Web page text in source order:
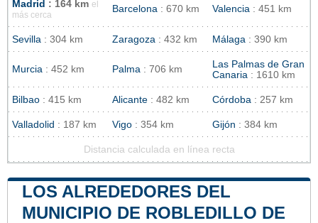
Madrid : 164 km el
más cerca
Barcelona : 670 km Valencia : 451 km
Sevilla : 304 km Zaragoza : 432 km Málaga : 390 km
Murcia : 452 km Palma : 706 km
Las Palmas de Gran
Canaria : 1610 km
Bilbao : 415 km Alicante : 482 km Córdoba : 257 km
Valladolid : 187 km Vigo : 354 km Gijón : 384 km
Distancia calculada en línea recta
LOS ALREDEDORES DEL
MUNICIPIO DE ROBLEDILLO DE